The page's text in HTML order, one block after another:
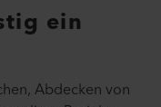
ein
Abdecken von